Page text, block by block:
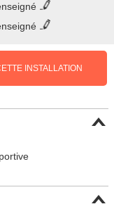
INSTALLATION